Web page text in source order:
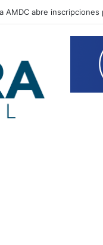
AMDC abre